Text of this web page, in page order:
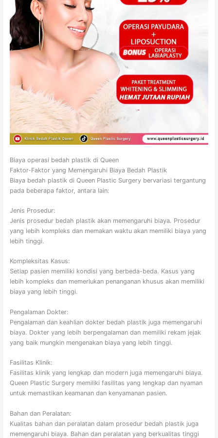
Biaya operasi bedah plastik di Queen
Faktor-Faktor yang Memengaruhi Biaya Bedah Plastik
Biaya bedah plastik di Queen Plastic Surgery bervariasi tergantung
pada beberapa faktor, antara lain:
Jenis Prosedur:
Jenis prosedur bedah plastik akan memengaruhi biaya. Prosedur
yang lebih kompleks dan memakan waktu akan memiliki biaya yang
lebih tinggi.
Kompleksitas Kasus:
Setiap pasien memiliki kondisi yang berbeda-beda. Kasus yang
lebih kompleks dan memerlukan penanganan khusus akan memiliki
biaya yang lebih tinggi.
Pengalaman Dokter:
Pengalaman dan keahlian dokter bedah plastik juga memengaruhi
biaya. Dokter yang lebih berpengalaman dan memiliki rekam jejak
yang baik mungkin mengenakan biaya yang lebih tinggi.
Fasilitas Klinik:
Fasilitas klinik yang lengkap dan modern juga memengaruhi biaya.
Queen Plastic Surgery memiliki fasilitas yang lengkap dan nyaman
untuk memastikan keamanan dan kenyamanan pasien.
Bahan dan Peralatan:
Kualitas bahan dan peralatan dalam prosedur bedah plastik juga
memengaruhi biaya. Bahan dan peralatan yang berkualitas tinggi